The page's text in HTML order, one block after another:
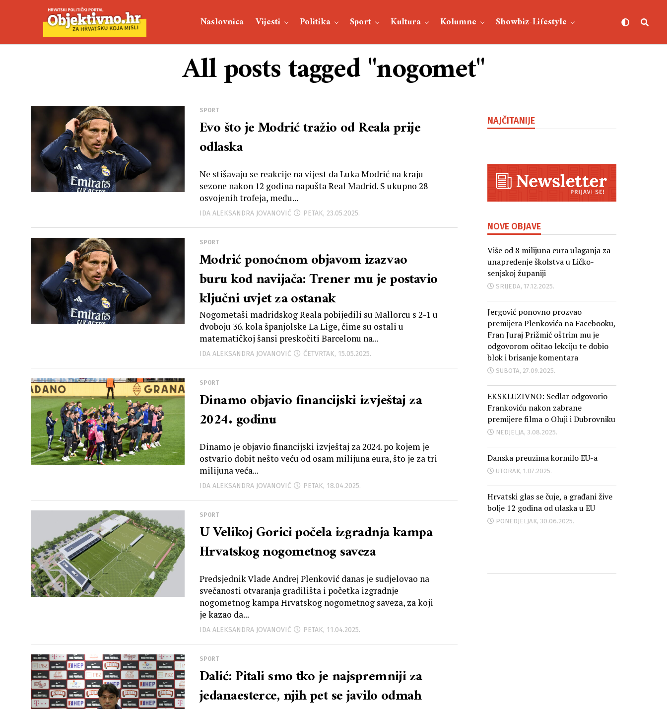
Naslovnica Vijesti Politika Sport Kultura Kolumne Showbiz-Lifestyle
All posts tagged "nogomet"
SPORT
Evo što je Modrić tražio od Reala prije
odlaska
Ne stišavaju se reakcije na vijest da Luka Modrić na kraju
sezone nakon 12 godina napušta Real Madrid. S ukupno 28
osvojenih trofeja, među...
IDA ALEKSANDRA JOVANOVIĆ PETAK, 23.05.2025.
SPORT
Modrić ponoćnom objavom izazvao
buru kod navijača: Trener mu je postavio
ključni uvjet za ostanak
Nogometaši madridskog Reala pobijedili su Mallorcu s 2-1 u
dvoboju 36. kola španjolske La Lige, čime su ostali u
matematičkoj šansi preskočiti Barcelonu na...
IDA ALEKSANDRA JOVANOVIĆ ČETVRTAK, 15.05.2025.
SPORT
Dinamo objavio financijski izvještaj za
2024. godinu
Dinamo je objavio financijski izvještaj za 2024. po kojem je
ostvario dobit nešto veću od osam milijuna eura, što je za tri
milijuna veća...
IDA ALEKSANDRA JOVANOVIĆ PETAK, 18.04.2025.
SPORT
U Velikoj Gorici počela izgradnja kampa
Hrvatskog nogometnog saveza
Predsjednik Vlade Andrej Plenković danas je sudjelovao na
svečanosti otvaranja gradilišta i početka izgradnje
nogometnog kampa Hrvatskog nogometnog saveza, za koji
je kazao da...
IDA ALEKSANDRA JOVANOVIĆ PETAK, 11.04.2025.
SPORT
Dalić: Pitali smo tko je najspremniji za
jedanaesterce, njih pet se javilo odmah
NAJČITANIJE
NOVE OBJAVE
Više od 8 milijuna eura ulaganja za
unapređenje školstva u Ličko-
senjskoj županiji
SRIJEDA, 17.12.2025.
Jergović ponovno prozvao
premijera Plenkovića na Facebooku,
Fran Juraj Prižmić oštrim mu je
odgovorom očitao lekciju te dobio
blok i brisanje komentara
SUBOTA, 27.09.2025.
EKSKLUZIVNO: Sedlar odgovorio
Frankoviću nakon zabrane
premijere filma o Oluji i Dubrovniku
NEDJELJA, 3.08.2025.
Danska preuzima kormilo EU-a
UTORAK, 1.07.2025.
Hrvatski glas se čuje, a građani žive
bolje 12 godina od ulaska u EU
PONEDJELJAK, 30.06.2025.